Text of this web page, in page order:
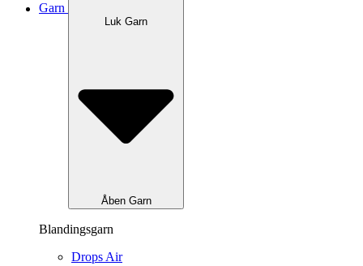
Garn
Luk Garn
Åben Garn
Blandingsgarn
Drops Air